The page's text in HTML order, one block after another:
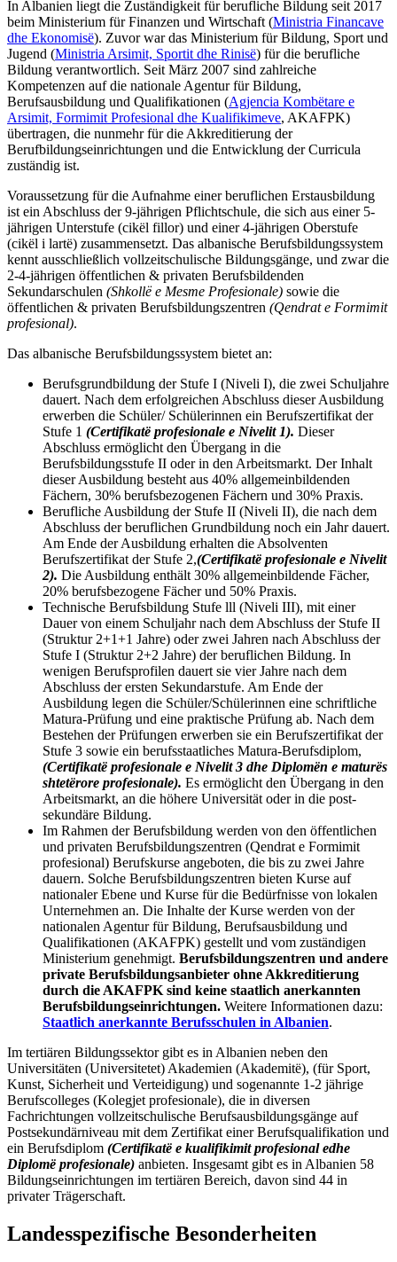
In Albanien liegt die Zuständigkeit für berufliche Bildung seit 2017
beim Ministerium für Finanzen und Wirtschaft (Ministria Financave
dhe Ekonomisë). Zuvor war das Ministerium für Bildung, Sport und
Jugend (Ministria Arsimit, Sportit dhe Rinisë) für die berufliche
Bildung verantwortlich. Seit März 2007 sind zahlreiche
Kompetenzen auf die nationale Agenturfür Bildung,
Berufsausbildung und Qualifikationen (Agjencia Kombëtare e
Arsimit, Formimit Profesional dhe Kualifikimeve, AKAFPK)
übertragen, die nunmehr für die Akkreditierung der
Berufbildungseinrichtungen und die Entwicklung der Curricula
zuständig ist.
Voraussetzung für die Aufnahme einer beruflichen Erstausbildung
ist ein Abschluss der 9-jährigen Pflichtschule, die sich aus einer 5-
jährigen Unterstufe (cikël fillor) und einer 4-jährigen Oberstufe
(cikël i lartë) zusammensetzt. Das albanische Berufsbildungssystem
kennt ausschließlich vollzeitschulische Bildungsgänge, und zwar die
2-4-jährigen öffentlichen & privaten Berufsbildenden
Sekundarschulen (Shkollë e Mesme Profesionale) sowie die
öffentlichen & privaten Berufsbildungszentren (Qendrat e Formimit
profesional).
Das albanische Berufsbildungssystem bietet an:
Berufsgrundbildung der Stufe I (Niveli I), die zwei Schuljahre
dauert. Nach dem erfolgreichen Abschluss dieser Ausbildung
erwerben die Schüler/ Schülerinnen ein Berufszertifikat der
Stufe 1 (Certifikatë profesionale e Nivelit 1). Dieser
Abschluss ermöglicht den Übergang in die
Berufsbildungsstufe II oder in den Arbeitsmarkt. Der Inhalt
dieser Ausbildung besteht aus 40% allgemeinbildenden
Fächern, 30% berufsbezogenen Fächern und 30% Praxis.
Berufliche Ausbildung der Stufe II (Niveli II), die nach dem
Abschluss der beruflichen Grundbildung noch ein Jahr dauert.
Am Ende der Ausbildung erhalten die Absolventen
Berufszertifikat der Stufe 2,(Certifikatë profesionale e Nivelit
2). Die Ausbildung enthält 30% allgemeinbildende Fächer,
20% berufsbezogene Fächer und 50% Praxis.
Technische Berufsbildung Stufe lll (Niveli III), mit einer
Dauer von einem Schuljahr nach dem Abschluss der Stufe II
(Struktur 2+1+1 Jahre) oder zwei Jahren nach Abschluss der
Stufe I (Struktur 2+2 Jahre) der beruflichen Bildung. In
wenigen Berufsprofilen dauert sie vier Jahre nach dem
Abschluss der ersten Sekundarstufe. Am Ende der
Ausbildung legen die Schüler/Schülerinnen eine schriftliche
Matura-Prüfung und eine praktische Prüfung ab. Nach dem
Bestehen der Prüfungen erwerben sie ein Berufszertifikat der
Stufe 3 sowie ein berufsstaatliches Matura-Berufsdiplom,
(Certifikatë profesionale e Nivelit 3 dhe Diplomën e maturës
shtetërore profesionale). Es ermöglicht den Übergang in den
Arbeitsmarkt, an die höhere Universität oder in die post-
sekundäre Bildung.
Im Rahmen der Berufsbildung werden von den öffentlichen
und privaten Berufsbildungszentren (Qendrat e Formimit
profesional) Berufskurse angeboten, die bis zu zwei Jahre
dauern. Solche Berufsbildungszentren bieten Kurse auf
nationaler Ebene und Kurse für die Bedürfnisse von lokalen
Unternehmen an. Die Inhalte der Kurse werden von der
nationalen Agenturfür Bildung, Berufsausbildung und
Qualifikationen (AKAFPK) gestellt und vom zuständigen
Ministerium genehmigt. Berufsbildungszentren und andere
private Berufsbildungsanbieter ohne Akkreditierung
durch die AKAFPK sind keine staatlich anerkannten
Berufsbildungseinrichtungen. Weitere Informationen dazu:
Staatlich anerkannte Berufsschulen in Albanien.
Im tertiären Bildungssektor gibt es in Albanien neben den
Universitäten (Universitetet) Akademien (Akademitë), (für Sport,
Kunst, Sicherheit und Verteidigung) und sogenannte 1-2 jährige
Berufscolleges (Kolegjet profesionale), die in diversen
Fachrichtungen vollzeitschulische Berufsausbildungsgänge auf
Postsekundärniveau mit dem Zertifikat einer Berufsqualifikation und
ein Berufsdiplom (Certifikatë e kualifikimit profesional edhe
Diplomë profesionale) anbieten. Insgesamt gibt es in Albanien 58
Bildungseinrichtungen im tertiären Bereich, davon sind 44 in
privater Trägerschaft.
Landesspezifische Besonderheiten